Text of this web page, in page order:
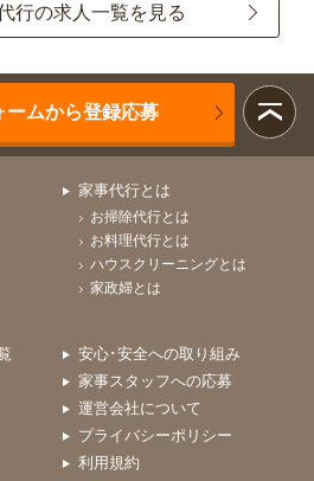
行の求人一覧を見る
ームから登録応募
家事代行とは
お掃除代行とは
お料理代行とは
ハウスクリーニングとは
家政婦とは
安心･安全への取り組み
家事スタッフへの応募
運営会社について
プライバシーポリシー
利用規約